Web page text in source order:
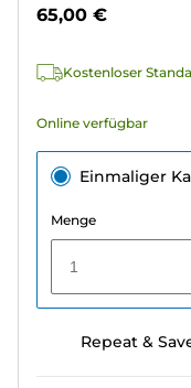
954
65,00 €
Kostenloser
Online verfügbar
Einmaliger
Menge
1
Repeat &